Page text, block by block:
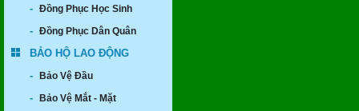
- Đồng Phục Học Sinh
- Đồng Phục Dân Quân
BẢO HỘ LAO ĐỘNG
-
Bảo Vệ Đầu
- Bảo Vệ Mắt - Mặt